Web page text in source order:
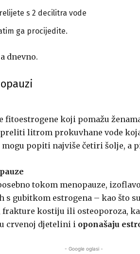
s 2 decilitra vode
ga procijedite.
dnevno.
fitoestrogene koji pomažu
litrom prokuvhane vode
popiti najviše četiri šolje, a
tokom menopauze,
s gubitkom estrogena – kao što
frakture kostiju ili osteoporoza,
crvenoj djetelini i oponašaju
- Google oglasi -